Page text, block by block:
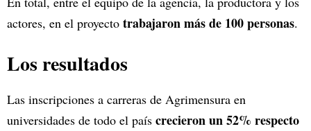
actores, en el proyecto trabajaron más de 100 personas.
Los resultados
Las inscripciones a carreras de Agrimensura en
universidades de todo el país crecieron un 52% respecto